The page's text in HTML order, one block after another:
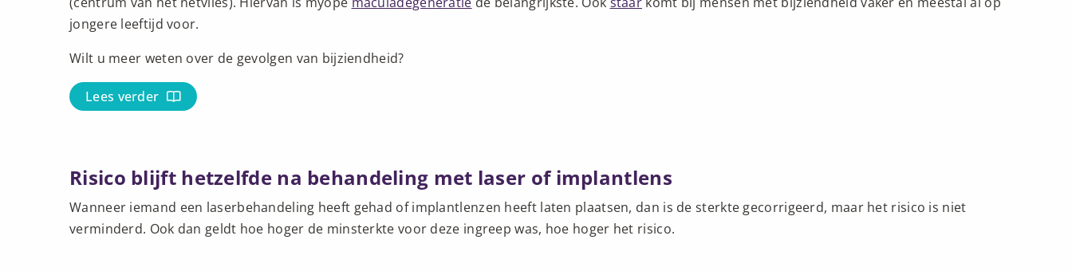
jongere leeftijd voor.
Wilt u meer weten over de gevolgen van bijziendheid?
Lees verder
Risico blijft hetzelfde na behandeling met laser of implantlens
Wanneer iemand een laserbehandeling heeft gehad of implantlenzen heeft laten plaatsen, dan is de sterkte gecorrigeerd, maar het risico is niet
verminderd. Ook dan geldt hoe hoger de minsterkte voor deze ingreep was, hoe hoger het risico.